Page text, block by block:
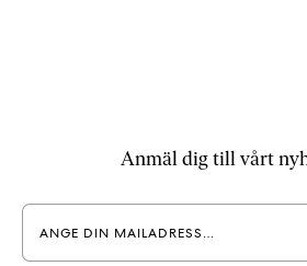
Anmäl dig till vårt